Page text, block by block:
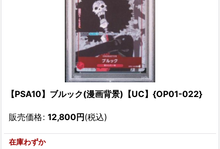
【PSA10】ブルック(漫画背景)【UC】{OP01-022}
販売価格: 12,800円(税込)
在庫わずか